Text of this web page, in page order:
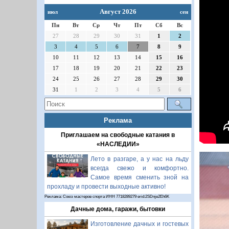
июл Август 2026 сен
Пн Вт Ср Чт Пт Сб
Вс
27
28 29 30 31 1
2
3
4 5 6 7 8
9
10
11 12 13 14 15
16
17
18 19 20 21 22
23
24
25 26 27 28 29
30
31
1 2 3 4 5 6
Реклама
Приглашаем на свободные катания в
«НАСЛЕДИИ»
Лето в разгаре, а у нас на льду
всегда свежо и комфортно.
Самое время сменить зной на
прохладу и провести выходные активно!
Реклама: Союз мастеров спорта ИНН 7718289279 erid:2SDnje2Eh6K
Дачные дома, гаражи, бытовки
Изготовление дачных и гостевых